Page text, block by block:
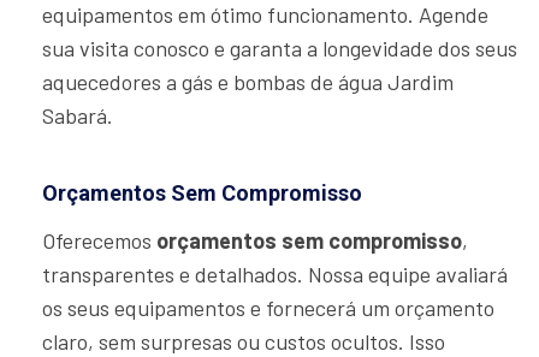
equipamentos em ótimo funcionamento. Agende
sua visita conosco e garanta a longevidade dos seus
aquecedores a gás e bombas de água Jardim
Sabará.
Orçamentos Sem Compromisso
Oferecemos orçamentos sem compromisso,
transparentes e detalhados. Nossa equipe avaliará
os seus equipamentos e fornecerá um orçamento
claro, sem surpresas ou custos ocultos. Isso